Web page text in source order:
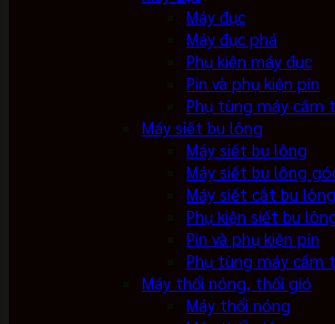
Máy đục
Máy đục phá
Phụ kiện máy đục
Pin và phụ kiện pin
Phụ tùng máy cầm
Máy siết bu lông
Máy siết bu lông
Máy siết bu lông
Máy siết cắt bu lông
Phụ kiện siết bu
Pin và phụ kiện pin
Phụ tùng máy cầm
Máy thổi nóng, thổi gió
Máy thổi nóng